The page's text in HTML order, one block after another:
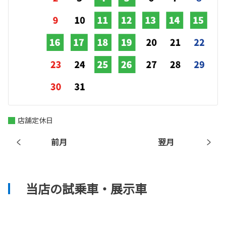
前月 翌月
店舗定休日
当店の試乗車・展示車